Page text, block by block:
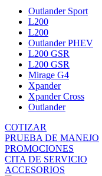
Outlander Sport
L200
L200
Outlander PHEV
L200 GSR
L200 GSR
Mirage G4
Xpander
Xpander Cross
Outlander
COTIZAR
PRUEBA DE MANEJO
PROMOCIONES
CITA DE SERVICIO
ACCESORIOS